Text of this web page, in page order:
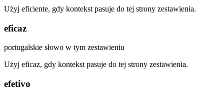
Użyj eficiente, gdy kontekst pasuje do tej strony zestawienia.
eficaz
portugalskie słowo w tym zestawieniu
Użyj eficaz, gdy kontekst pasuje do tej strony zestawienia.
efetivo